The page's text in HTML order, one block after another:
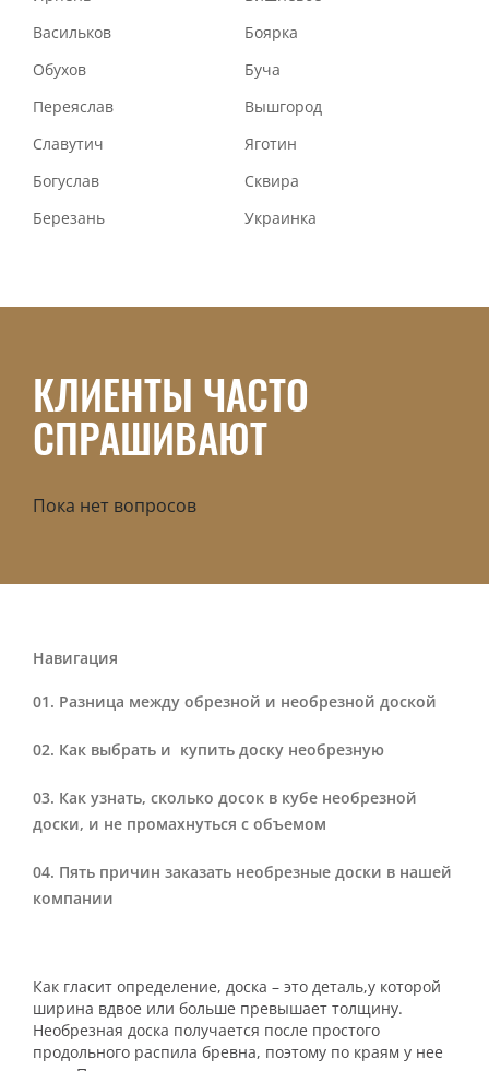
Васильков
Боярка
Обухов
Буча
Переяслав
Вышгород
Славутич
Яготин
Богуслав
Сквира
Березань
Украинка
КЛИЕНТЫ ЧАСТО
СПРАШИВАЮТ
Пока нет вопросов
Навигация
Разница между обрезной и необрезной доской
Как выбрать и купить доску необрезную
Как узнать, сколько досок в кубе необрезной
доски, и не промахнуться с объемом
Пять причин заказать необрезные доски в нашей
компании
Как гласит определение, доска – это деталь,у которой
ширина вдвое или больше превышает толщину.
Необрезная доска получается после простого
продольного распила бревна, поэтому по краям у нее